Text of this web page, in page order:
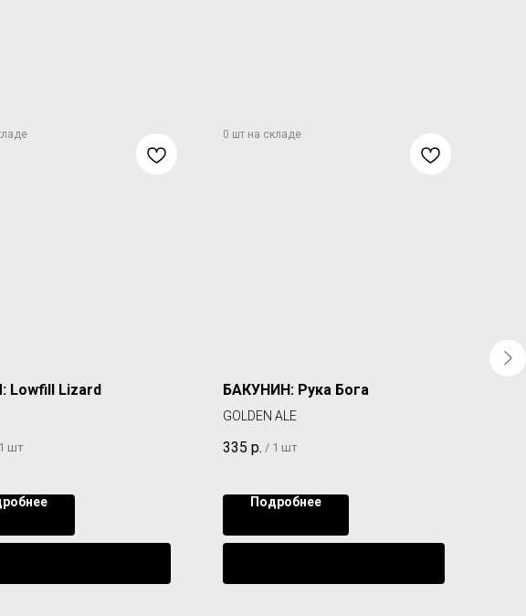
Lowfill Lizard
1 шт
БАКУНИН: Рука Бога
GOLDEN ALE
335 р. / 1 шт
Подробнее